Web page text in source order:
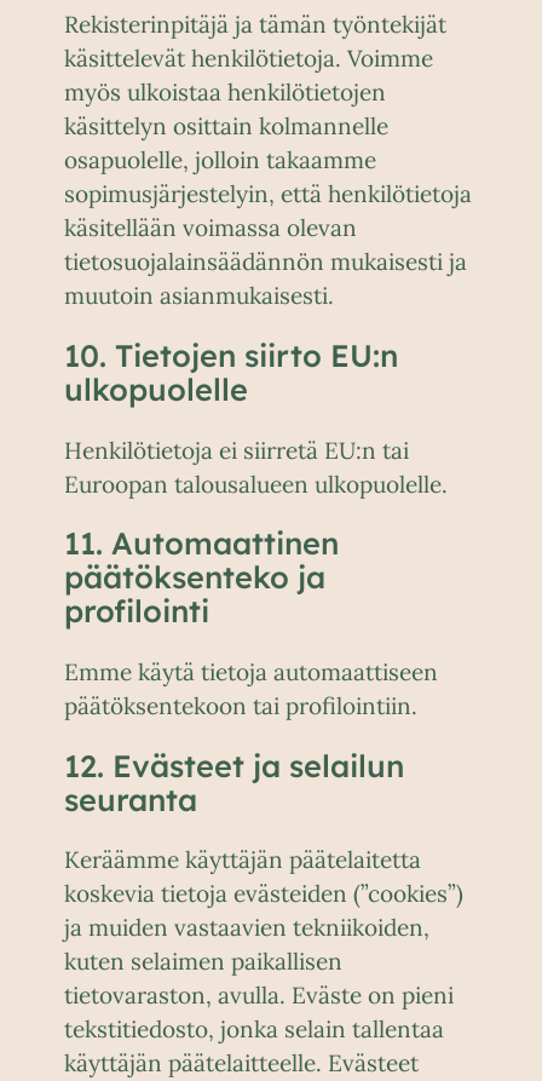
Rekisterinpitäjä ja tämän työntekijät
käsittelevät henkilötietoja. Voimme
myös ulkoistaa henkilötietojen
käsittelyn osittain kolmannelle
osapuolelle, jolloin takaamme
sopimusjärjestelyin, että henkilötietoja
käsitellään voimassa olevan
tietosuojalainsäädännön mukaisesti ja
muutoin asianmukaisesti.
10. Tietojen siirto EU:n
ulkopuolelle
Henkilötietoja ei siirretä EU:n tai
Euroopan talousalueen ulkopuolelle.
11. Automaattinen
päätöksenteko ja
profilointi
Emme käytä tietoja automaattiseen
päätöksentekoon tai profilointiin.
12. Evästeet ja selailun
seuranta
Keräämme käyttäjän päätelaitetta
koskevia tietoja evästeiden (”cookies”)
ja muiden vastaavien tekniikoiden,
kuten selaimen paikallisen
tietovaraston, avulla. Eväste on pieni
tekstitiedosto, jonka selain tallentaa
käyttäjän päätelaitteelle. Evästeet